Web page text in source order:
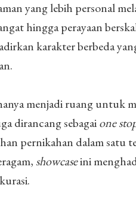
yang lebih personal
hingga perayaan
karakter berbeda
menjadi ruang untuk
dirancang sebagaione
pernikahan dalam satu
showcaseini